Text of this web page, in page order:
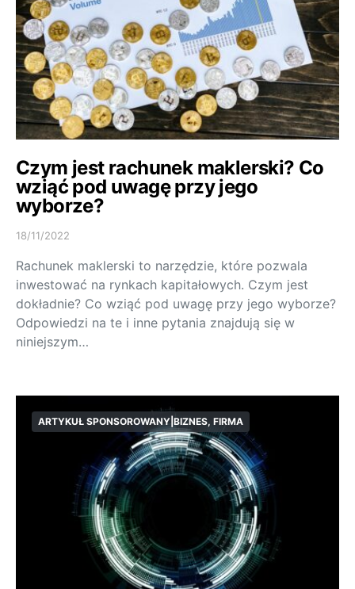
Czym jest rachunek maklerski? Co
wziąć pod uwagę przy jego
wyborze?
18/11/2022
Rachunek maklerski to narzędzie, które pozwala
inwestować na rynkach kapitałowych. Czym jest
dokładnie? Co wziąć pod uwagę przy jego wyborze?
Odpowiedzi na te i inne pytania znajdują się w
niniejszym…
ARTYKUŁ SPONSOROWANY|BIZNES, FIRMA